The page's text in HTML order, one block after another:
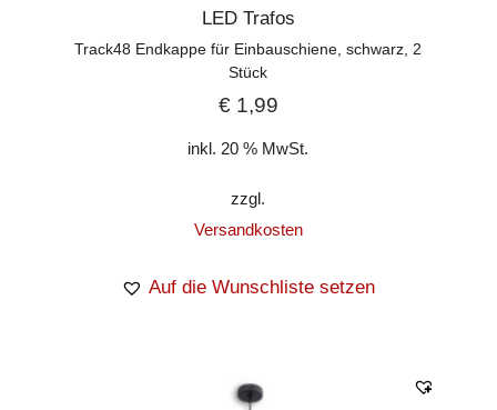
LED Trafos
Track48 Endkappe für Einbauschiene, schwarz, 2
Stück
€1,99
inkl. 20 % MwSt.
zzgl.
Versandkosten
Auf die Wunschliste setzen